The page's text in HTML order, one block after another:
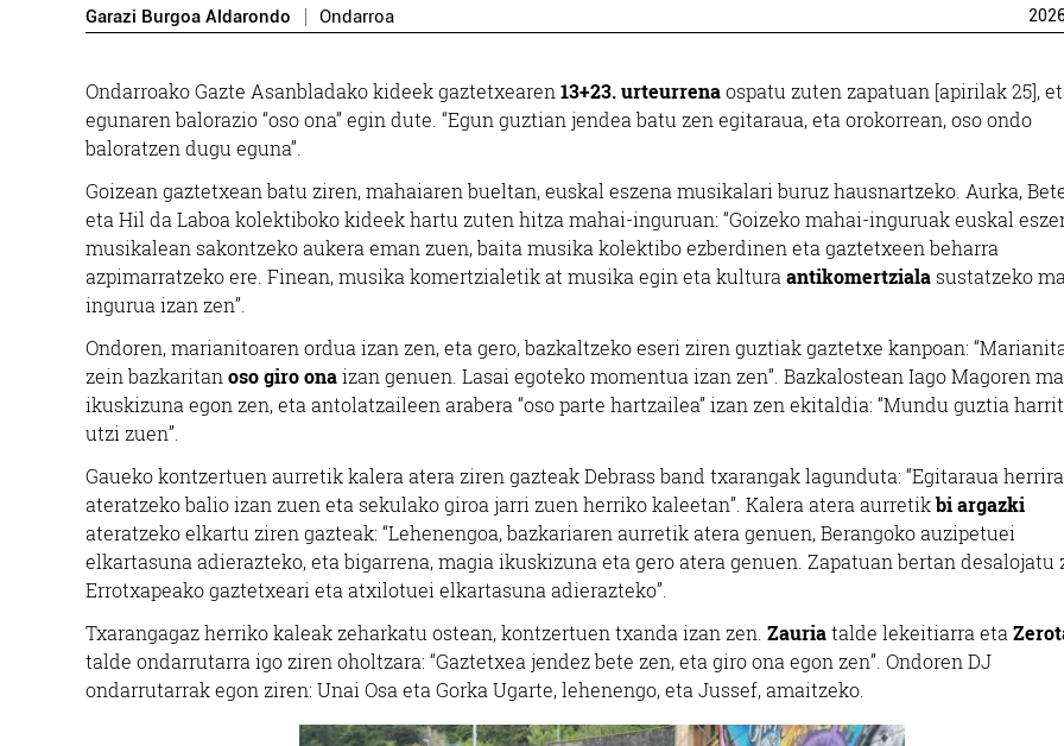
Garazi Burgoa Aldarondo Ondarroa
Ondarroako Gazte Asanbladako kideek gaztetxearen13+23. urteurrenaospatu zuten zapatuan [apirilak 25],
egunaren balorazio “oso ona” egin dute. “Egun guztian jendea batu zen egitaraua, eta orokorrean, oso ondo
baloratzen dugu eguna”.
Goizean gaztetxean batu ziren, mahaiaren bueltan, euskal eszena musikalari buruz hausnartzeko. Aurka,
eta Hil da Laboa kolektiboko kideek hartu zuten hitza mahai-inguruan: “Goizeko mahai-inguruak euskal
musikalean sakontzeko aukera eman zuen, baita musika kolektibo ezberdinen eta gaztetxeen beharra
azpimarratzeko ere. Finean, musika komertzialetik at musika egin eta kulturaantikomertziala sustatzeko
ingurua izan zen”.
Ondoren, marianitoaren ordua izan zen, eta gero, bazkaltzeko eseri ziren guztiak gaztetxe kanpoan:
zein bazkaritanoso giro onaizan genuen. Lasai egoteko momentua izan zen”. Bazkalostean Iago Magoren
ikuskizuna egon zen, eta antolatzaileen arabera “oso parte hartzailea” izan zen ekitaldia: “Mundu guztia
utzi zuen”.
Gaueko kontzertuen aurretik kalera atera ziren gazteak Debrass band txarangak lagunduta: “Egitaraua herrira
ateratzeko balio izan zuen eta sekulako giroa jarri zuen herriko kaleetan”. Kalera atera aurretikbi argazki
ateratzeko elkartu ziren gazteak: “Lehenengoa, bazkariaren aurretik atera genuen, Berangoko auzipetuei
elkartasuna adierazteko, eta bigarrena, magia ikuskizuna eta gero atera genuen. Zapatuan bertan desalojatu
Errotxapeako gaztetxeari eta atxilotuei elkartasuna adierazteko”.
Txarangagaz herriko kaleak zeharkatu ostean, kontzertuen txanda izan zen. Zauriatalde lekeitiarra eta
talde ondarrutarra igo ziren oholtzara: “Gaztetxea jendez bete zen, eta giro ona egon zen”. Ondoren DJ
ondarrutarrak egon ziren: Unai Osa eta Gorka Ugarte, lehenengo, eta Jussef, amaitzeko.